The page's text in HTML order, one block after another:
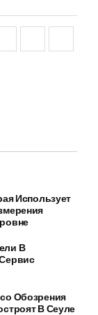
Использует
В
Обозрения
В Сеуле